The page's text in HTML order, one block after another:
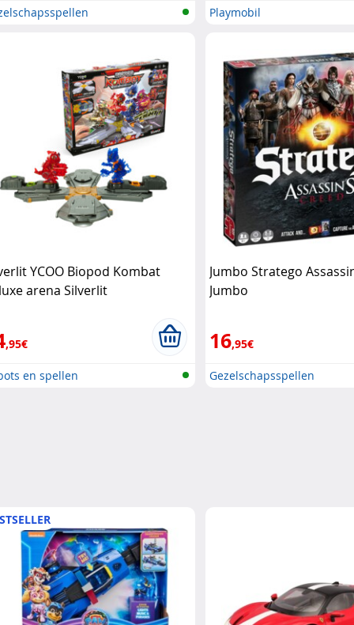
Playmobil
YCOO Biopod Kombat
arena Silverlit
,95€
en spellen
Jumbo Stratego
Jumbo
16,95€
Gezelschapsspellen